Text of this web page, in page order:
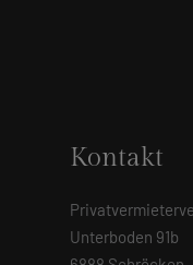
Kontakt
Unterboden 91b